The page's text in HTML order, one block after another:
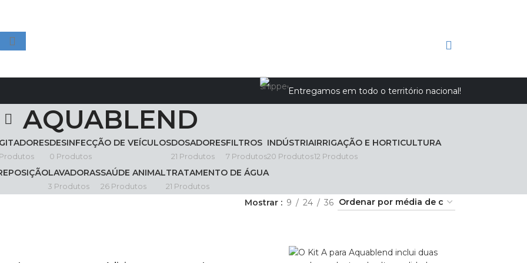
Entregamos em todo o território nacional!
AQUABLEND
DESINFECÇÃO DE VEÍCULOS
0 Produtos
DOSADORES
21 Produtos
FILTROS
7 Produtos
INDÚSTRIA
20 Produtos
IRRIGAÇÃO E HORTICULTURA
12 Produtos
LAVADORAS
3 Produtos
SAÚDE ANIMAL
26 Produtos
TRATAMENTO DE ÁGUA
21 Produtos
Mostrar 9 24 36